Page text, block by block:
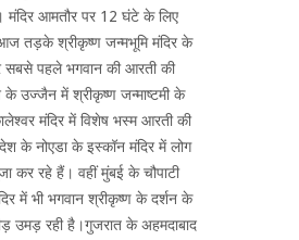
मंदिर आमतौर पर 12 घंटे के लिए
तड़के श्रीकृष्ण जन्मभूमि मंदिर के
सबसे पहले भगवान की आरती की
उज्जैन में श्रीकृष्ण जन्माष्टमी के
मंदिर में विशेष भस्म आरती की
के नोएडा के इस्कॉन मंदिर में लोग
कर रहे हैं। वहीं मुंबई के चौपाटी
में भी भगवान श्रीकृष्ण के दर्शन के
उमड़ रही है।गुजरात के अहमदाबाद